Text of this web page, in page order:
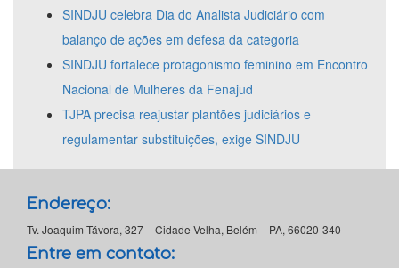
SINDJU celebra Dia do Analista Judiciário com
balanço de ações em defesa da categoria
SINDJU fortalece protagonismo feminino em Encontro
Nacional de Mulheres da Fenajud
TJPA precisa reajustar plantões judiciários e
regulamentar substituições, exige SINDJU
Endereço:
Tv. Joaquim Távora, 327 – Cidade Velha, Belém – PA, 66020-340
Entre em contato: